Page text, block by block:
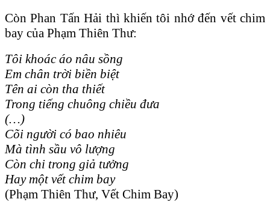
Còn Phan Tấn Hải thì khiến tôi nhớ đến vết chim
bay của Phạm Thiên Thư:
Tôi khoác áo nâu sồng
Em chân trời biền biệt
Tên ai còn tha thiết
Trong tiếng chuông chiều đưa
(…)
Cõi người có bao nhiêu
Mà tình sầu vô lượng
Còn chi trong giả tưởng
Hay một vết chim bay
(Phạm Thiên Thư, Vết Chim Bay)